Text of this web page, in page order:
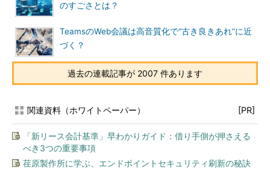
のすごさとは？
TeamsのWeb会議は高音質化で“古き良きあれ”に近
づく？
過去の連載記事が 2007 件あります
関連資料（ホワイトペーパー） [PR]
「新リース会計基準」早わかりガイド：借り手側が押さえる
べき3つの重要事項
荏原製作所に学ぶ、エンドポイントセキュリティ刷新の秘訣